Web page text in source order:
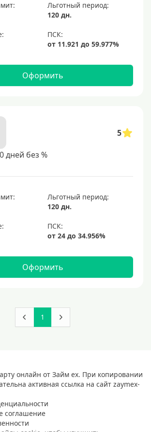
Льготный период:
120 дн.
Оформить
5
дней без %
Льготный период:
120 дн.
Оформить
1
онлайн от Займ ex. При копировании
активная ссылка на сайт zaymex-
соглашение